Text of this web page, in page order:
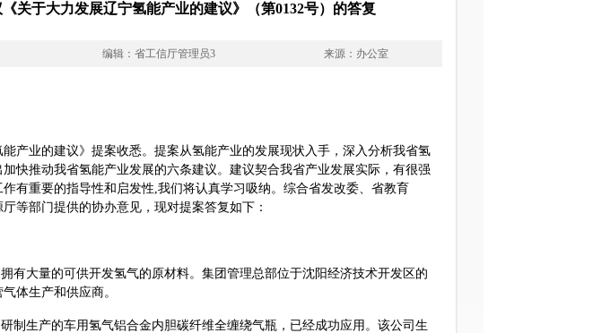
关于大力发展辽宁氢能产业的建议》（第0132号）的答复
编辑：省工信厅管理员3 来源：办公室
业的建议》提案收悉。提案从氢能产业的发展现状入手，深入分析我省氢
快推动我省氢能产业发展的六条建议。建议契合我省产业发展实际，有很强
有重要的指导性和启发性,我们将认真学习吸纳。综合省发改委、省教育
等部门提供的协办意见，现对提案答复如下：
大量的可供开发氢气的原材料。集团管理总部位于沈阳经济技术开发区的
体生产和供应商。
生产的车用氢气铝合金内胆碳纤维全缠绕气瓶，已经成功应用。该公司生